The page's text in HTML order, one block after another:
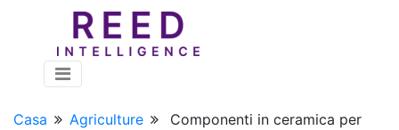
Casa Agriculture
Componenti in ceramica per